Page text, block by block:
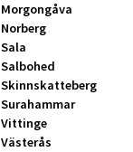
Morgongåva
Norberg
Sala
Salbohed
Skinnskatteberg
Surahammar
Vittinge
Västerås